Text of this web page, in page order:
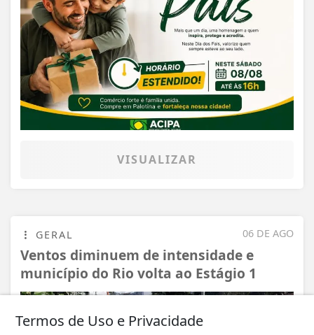
VISUALIZAR
06 DE AGO
GERAL
Ventos diminuem de intensidade e
município do Rio volta ao Estágio 1
Termos de Uso e Privacidade